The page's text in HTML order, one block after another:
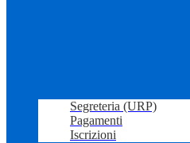
Segreteria (URP)
Pagamenti
Iscrizioni